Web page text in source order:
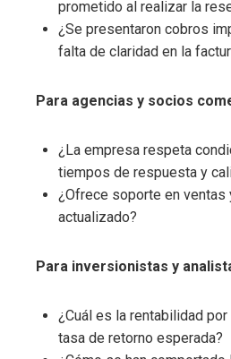
prometido al realizar la
¿Se presentaron cobros
falta de claridad en la
Para agencias y socios
¿La empresa respeta
tiempos de respuesta y
¿Ofrece soporte en ventas
actualizado?
Para inversionistas y
¿Cuál es la rentabilidad
tasa de retorno esperada?